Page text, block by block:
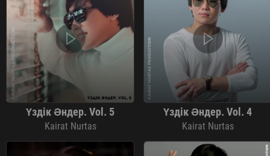
Үздік Әндер. Vol. 5
Kairat Nurtas
Үздік Әндер. Vol. 4
Kairat Nurtas